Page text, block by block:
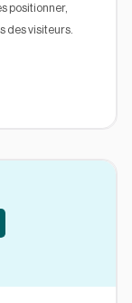
positionner,
des visiteurs.